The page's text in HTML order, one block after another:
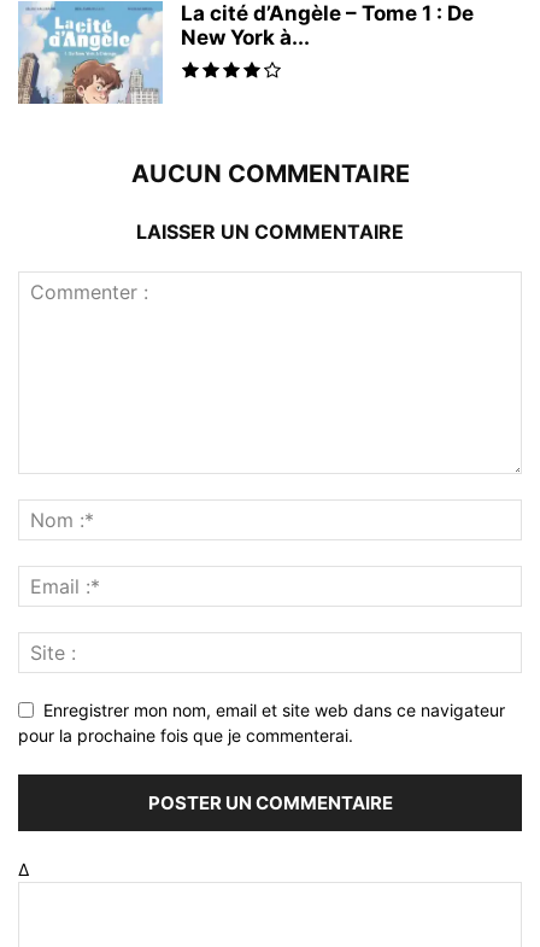
La cité d’Angèle – Tome 1 : De
New York à...
AUCUN COMMENTAIRE
LAISSER UN COMMENTAIRE
Enregistrer mon nom, email et site web dans ce navigateur
pour la prochaine fois que je commenterai.
Δ